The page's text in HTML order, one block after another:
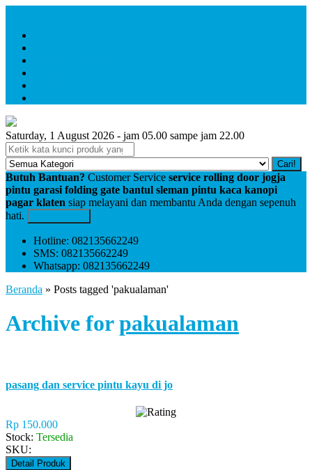
Saturday, 1 August 2026 - jam 05.00 sampe jam 22.00
Cari!
Butuh Bantuan? Customer Service service rolling door jogja
pintu garasi folding gate bantul sleman pintu kaca kanopi
pagar klaten siap melayani dan membantu Anda dengan sepenuh
hati.
Hotline: 082135662249
SMS: 082135662249
Whatsapp: 082135662249
Beranda » Posts tagged 'pakualaman'
Archive forpakualaman
pasang dan service pintu kayu di jo
Rp 150.000
Stock: Tersedia
SKU:
Detail Produk